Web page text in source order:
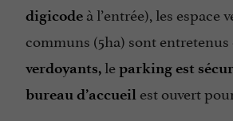
digicode à l’entrée), les espace
communs (5ha) sont entretenus
verdoyants, leparking est
bureau d’accueil est ouvert